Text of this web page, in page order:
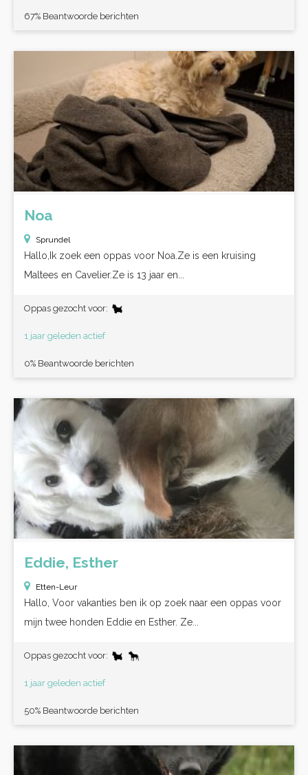
67% Beantwoorde berichten
Noa
Sprundel
Hallo,Ik zoek een oppas voor Noa.Ze is een kruising
Maltees en Cavelier.Ze is 13 jaar en...
Oppas gezocht voor:
1 jaar geleden actief
0% Beantwoorde berichten
Eddie, Esther
Etten-Leur
Hallo, Voor vakanties ben ik op zoek naar een oppas voor
mijn twee honden Eddie en Esther. Ze...
Oppas gezocht voor:
1 jaar geleden actief
50% Beantwoorde berichten